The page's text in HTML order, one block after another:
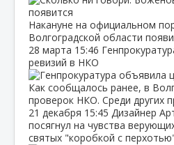
Накануне на официальном
Волгоградской области
28 марта 15:46
ревизий в НКО
Как сообщалось ранее, в
проверок НКО. Среди других
21 декабря 15:45 Дизайнер
посягнул на чувства
святых "коробкой с